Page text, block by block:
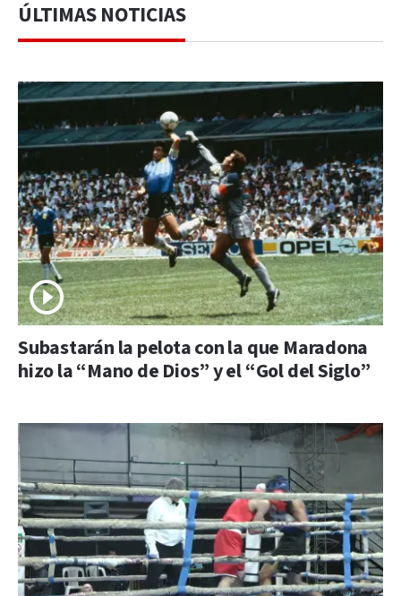
ÚLTIMAS NOTICIAS
Subastarán la pelota con la que Maradona
hizo la “Mano de Dios” y el “Gol del Siglo”